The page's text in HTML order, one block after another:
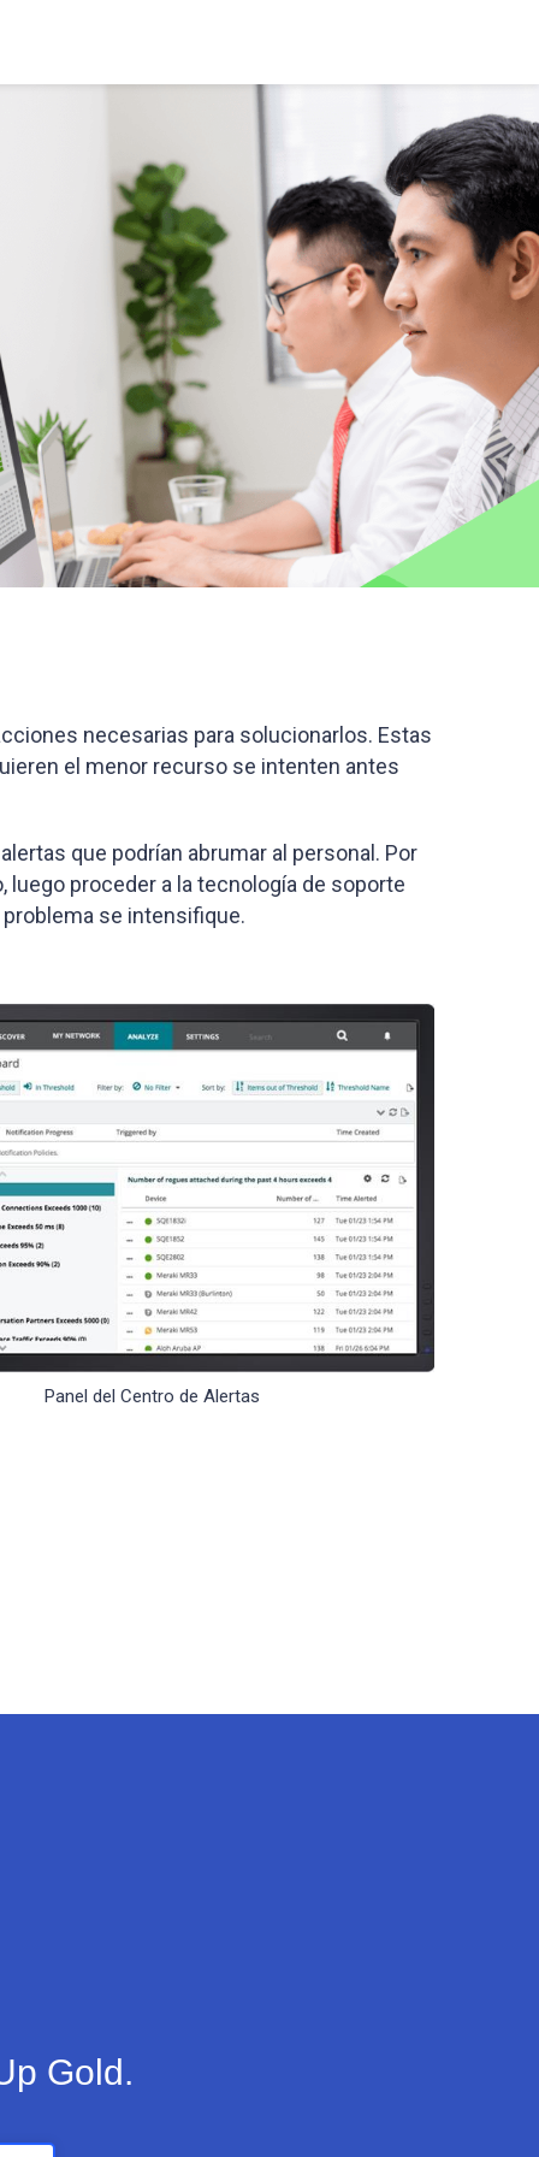
necesarias para solucionarlos. Estas
el menor recurso se intenten antes
que podrían abrumar al personal. Por
proceder a la tecnología de soporte
se intensifique.
Panel del Centro de Alertas
Gold.